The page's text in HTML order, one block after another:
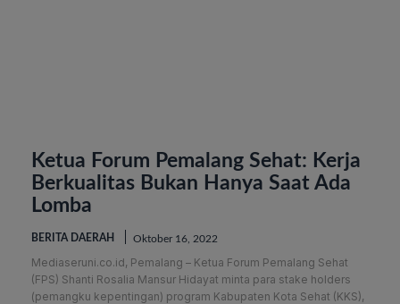
Ketua Forum Pemalang Sehat: Kerja
Berkualitas Bukan Hanya Saat Ada
Lomba
BERITA DAERAH Oktober 16, 2022
Mediaseruni.co.id, Pemalang – Ketua Forum Pemalang Sehat
(FPS) Shanti Rosalia Mansur Hidayat minta para stake holders
(pemangku kepentingan) program Kabupaten Kota Sehat (KKS),